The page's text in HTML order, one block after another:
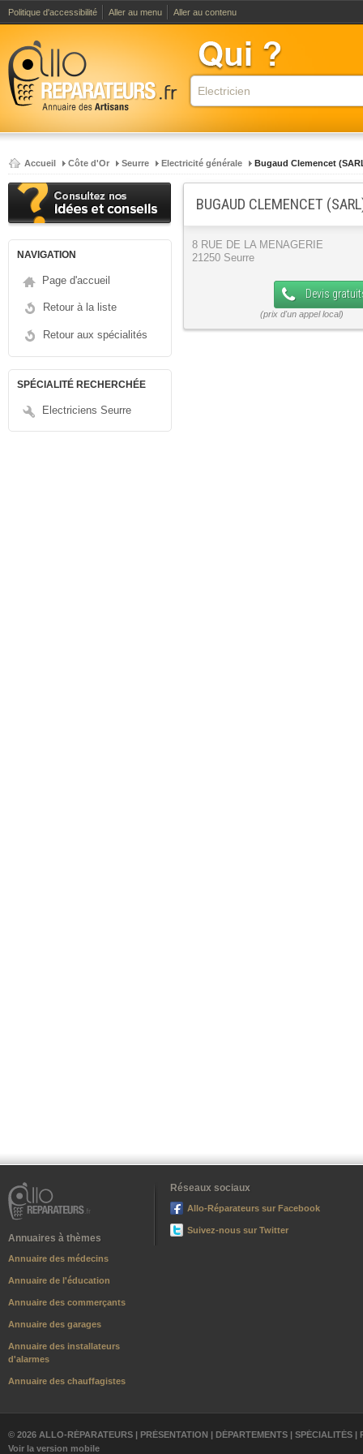
Politique d'accessibilité Aller au menu Aller au contenu
Accueil Côte d'Or Seurre Electricité générale Bugaud Clemencet
NAVIGATION
Page d'accueil
Retour à la liste
Retour aux spécialités
SPÉCIALITÉ RECHERCHÉE
Electriciens Seurre
BUGAUD CLEMENCET
8 RUE DE LA MENAGERIE
21250 Seurre
Devis
Annuaires à thèmes
Annuaire des médecins
Annuaire de l'éducation
Annuaire des commerçants
Annuaire des garages
Annuaire des installateurs
d'alarmes
Annuaire des chauffagistes
Réseaux sociaux
Allo-Réparateurs sur Facebook
Suivez-nous sur Twitter
© 2026 ALLO-RÉPARATEURS | PRÉSENTATION | DÉPARTEMENTS | SPÉCIALITÉS |
Voir la version mobile